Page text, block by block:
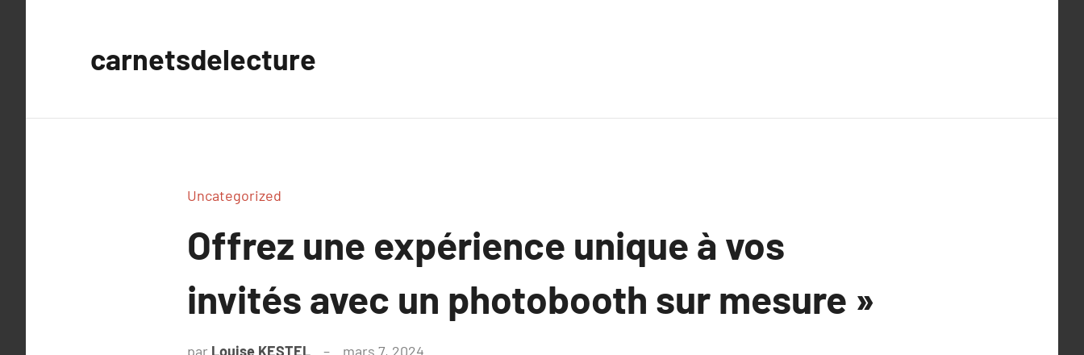
carnetsdelecture
Uncategorized
Offrez une expérience unique à vos
invités avec un photobooth sur mesure »
par Louise KESTEL mars 7, 2024